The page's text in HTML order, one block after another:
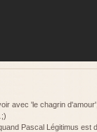
avec 'le chagrin
Pascal Légitimus est